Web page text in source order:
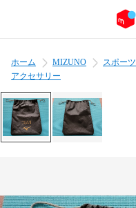
ホーム MIZUNO スポーツ
アクセサリー